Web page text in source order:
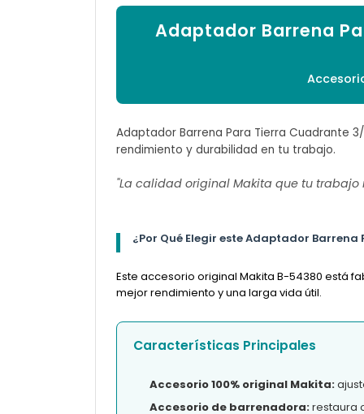
Adaptador Barrena
Adaptador Barrena Para Tierra Cuadrante
rendimiento y durabilidad en tu trabajo.
"La calidad original Makita que tu trabajo
¿Por Qué Elegir este Adaptador
Este accesorio original Makita B-54380 está
mejor rendimiento y una larga vida útil.
Características Principales
Accesorio 100% original Makita:
Accesorio de barrenadora:restaura